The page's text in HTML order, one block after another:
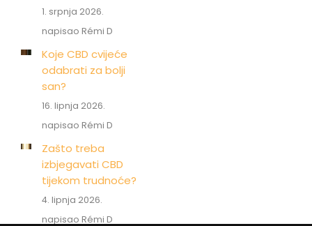
1. srpnja 2026.
napisao Rémi D
Koje CBD cvijeće
odabrati za bolji
san?
16. lipnja 2026.
napisao Rémi D
Zašto treba
izbjegavati CBD
tijekom trudnoće?
4. lipnja 2026.
napisao Rémi D